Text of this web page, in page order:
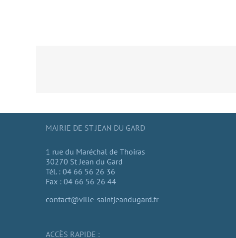
MAIRIE DE ST JEAN DU GARD
1 rue du Maréchal de Thoiras
30270 St Jean du Gard
Tél. : 04 66 56 26 36
Fax : 04 66 56 26 44
contact@ville-saintjeandugard.fr
ACCÈS RAPIDE :